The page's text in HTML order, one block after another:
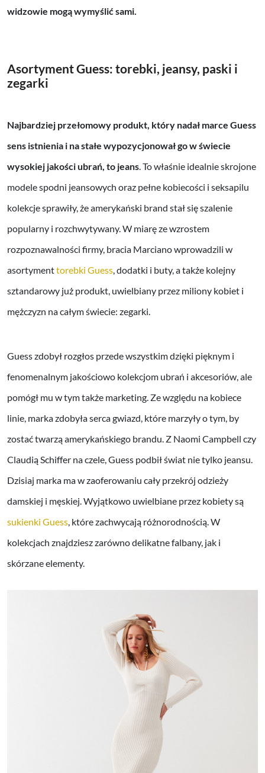
widzowie mogą wymyślić sami.
Asortyment Guess: torebki, jeansy, paski i
zegarki
Najbardziej przełomowy produkt, który nadał marce Guess
sens istnienia i na stałe wypozycjonował go w świecie
wysokiej jakości ubrań, to jeans . To właśnie idealnie skrojone
modele spodni jeansowych oraz pełne kobiecości i seksapilu
kolekcje sprawiły, że amerykański brand stał się szalenie
popularny i rozchwytywany. W miarę ze wzrostem
rozpoznawalności firmy, bracia Marciano wprowadzili w
asortymenttorebki Guess , dodatki i buty, a także kolejny
sztandarowy już produkt, uwielbiany przez miliony kobiet i
mężczyzn na całym świecie: zegarki.
Guess zdobył rozgłos przede wszystkim dzięki pięknym i
fenomenalnym jakościowo kolekcjom ubrań i akcesoriów, ale
pomógł mu w tym także marketing. Ze względu na kobiece
linie, marka zdobyła serca gwiazd, które marzyły o tym, by
zostać twarzą amerykańskiego brandu. Z Naomi Campbell czy
Claudią Schiffer na czele, Guess podbił świat nie tylko jeansu.
Dzisiaj marka ma w zaoferowaniu cały przekrój odzieży
damskiej i męskiej. Wyjątkowo uwielbiane przez kobiety są
sukienki Guess , które zachwycają różnorodnością. W
kolekcjach znajdziesz zarówno delikatne falbany, jak i
skórzane elementy.